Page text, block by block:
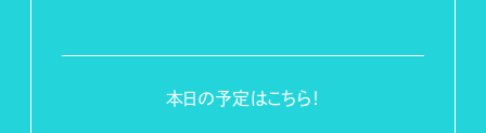
本日の予定はこちら！